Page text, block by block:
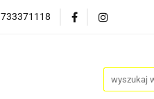
733371118
LAMPY AKCESORIA